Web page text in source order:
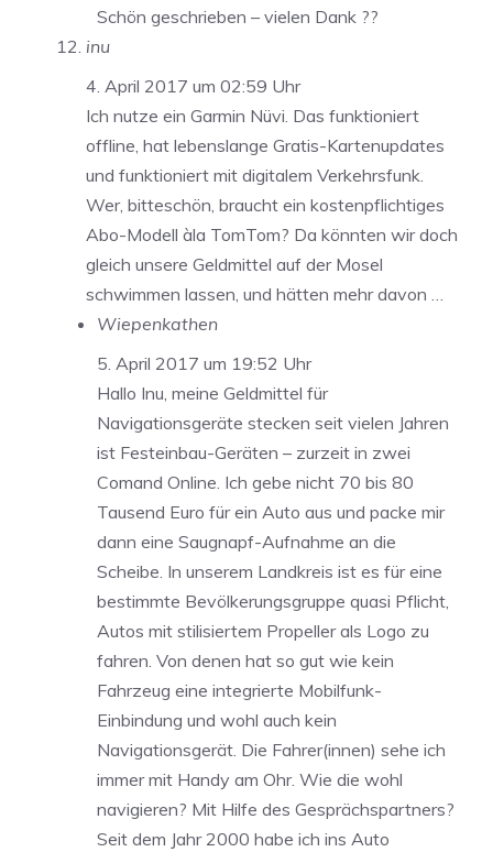
Schön geschrieben – vielen Dank ??
inu
4. April 2017 um 02:59 Uhr
Ich nutze ein Garmin Nüvi. Das funktioniert
offline, hat lebenslange Gratis-Kartenupdates
und funktioniert mit digitalem Verkehrsfunk.
Wer, bitteschön, braucht ein kostenpflichtiges
Abo-Modell àla TomTom? Da könnten wir doch
gleich unsere Geldmittel auf der Mosel
schwimmen lassen, und hätten mehr davon …
Wiepenkathen
5. April 2017 um 19:52 Uhr
Hallo Inu, meine Geldmittel für
Navigationsgeräte stecken seit vielen Jahren
ist Festeinbau-Geräten – zurzeit in zwei
Comand Online. Ich gebe nicht 70 bis 80
Tausend Euro für ein Auto aus und packe mir
dann eine Saugnapf-Aufnahme an die
Scheibe. In unserem Landkreis ist es für eine
bestimmte Bevölkerungsgruppe quasi Pflicht,
Autos mit stilisiertem Propeller als Logo zu
fahren. Von denen hat so gut wie kein
Fahrzeug eine integrierte Mobilfunk-
Einbindung und wohl auch kein
Navigationsgerät. Die Fahrer(innen) sehe ich
immer mit Handy am Ohr. Wie die wohl
navigieren? Mit Hilfe des Gesprächspartners?
Seit dem Jahr 2000 habe ich ins Auto